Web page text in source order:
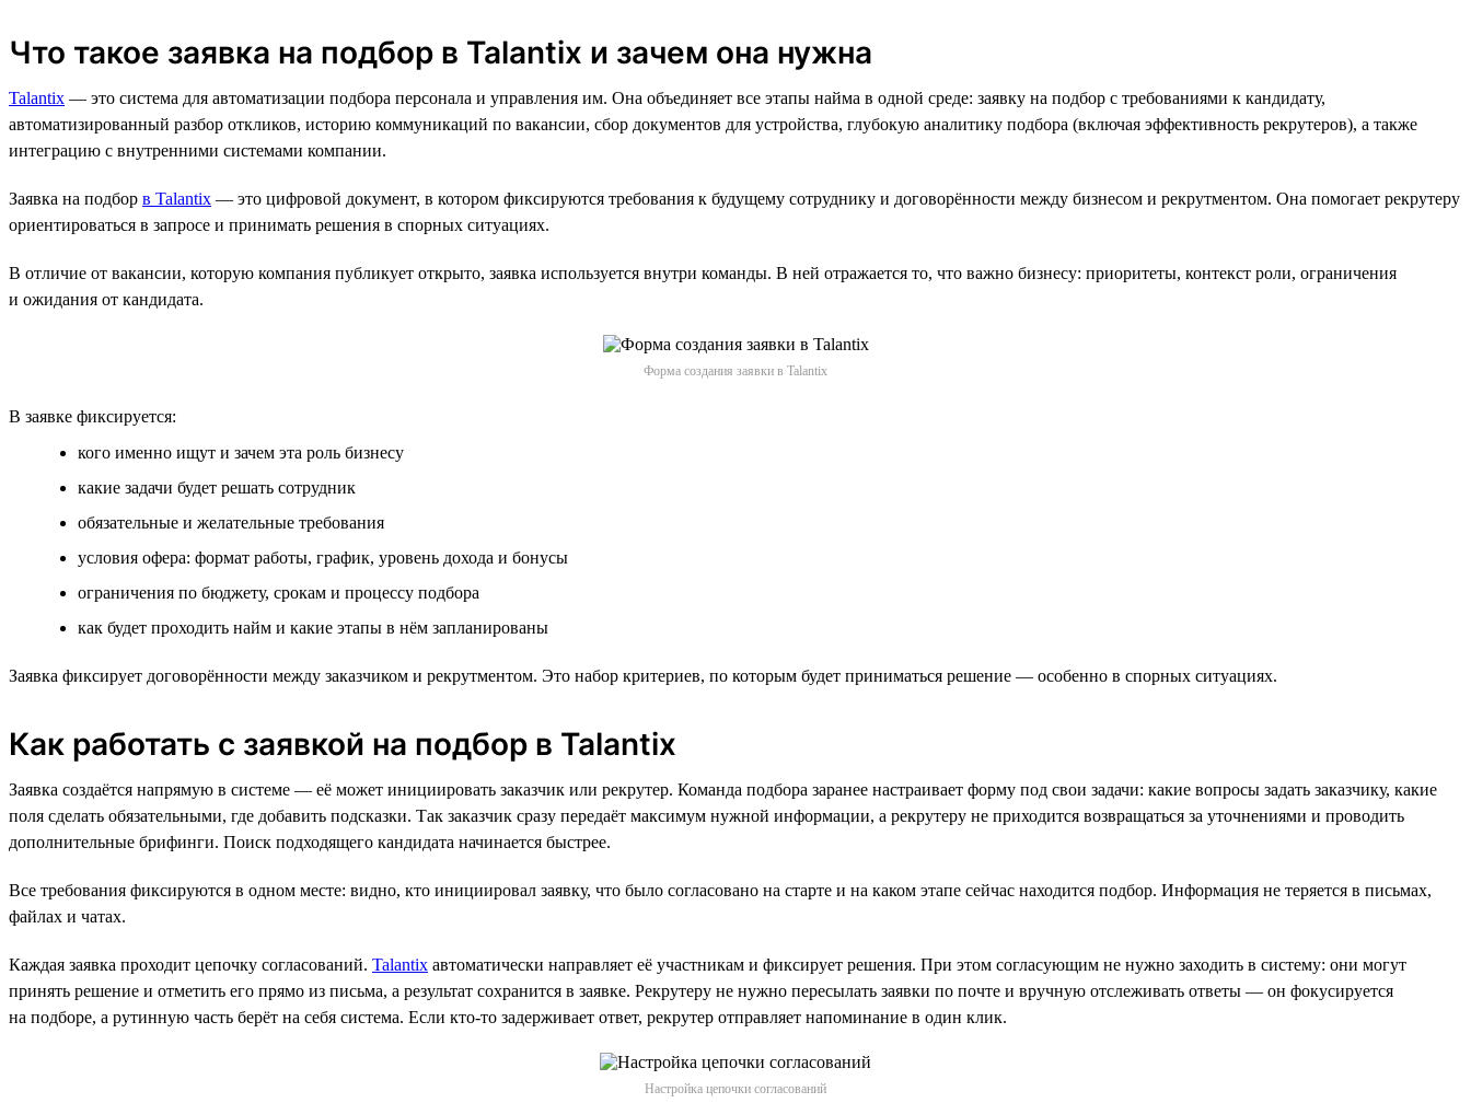
Что такое заявка на подбор в Talantix и зачем она нужна
Talantix — это система для автоматизации подбора персонала и управления им. Она объединяет все этапы найма в одной среде: заявку на подбор с требованиями к кандидату,
автоматизированный разбор откликов, историю коммуникаций по вакансии, сбор документов для устройства, глубокую аналитику подбора (включая эффективность рекрутеров), а также
интеграцию с внутренними системами компании.
Заявка на подбор в Talantix — это цифровой документ, в котором фиксируются требования к будущему сотруднику и договорённости между бизнесом и рекрутментом. Она помогает рекрутеру
ориентироваться в запросе и принимать решения в спорных ситуациях.
В отличие от вакансии, которую компания публикует открыто, заявка используется внутри команды. В ней отражается то, что важно бизнесу: приоритеты, контекст роли, ограничения
и ожидания от кандидата.
Форма создания заявки в Talantix
В заявке фиксируется:
кого именно ищут и зачем эта роль бизнесу
какие задачи будет решать сотрудник
обязательные и желательные требования
условия офера: формат работы, график, уровень дохода и бонусы
ограничения по бюджету, срокам и процессу подбора
как будет проходить найм и какие этапы в нём запланированы
Заявка фиксирует договорённости между заказчиком и рекрутментом. Это набор критериев, по которым будет приниматься решение — особенно в спорных ситуациях.
Как работать с заявкой на подбор в Talantix
Заявка создаётся напрямую в системе — её может инициировать заказчик или рекрутер. Команда подбора заранее настраивает форму под свои задачи: какие вопросы задать заказчику, какие
поля сделать обязательными, где добавить подсказки. Так заказчик сразу передаёт максимум нужной информации, а рекрутеру не приходится возвращаться за уточнениями и проводить
дополнительные брифинги. Поиск подходящего кандидата начинается быстрее.
Все требования фиксируются в одном месте: видно, кто инициировал заявку, что было согласовано на старте и на каком этапе сейчас находится подбор. Информация не теряется в письмах,
файлах и чатах.
Каждая заявка проходит цепочку согласований. Talantix автоматически направляет её участникам и фиксирует решения. При этом согласующим не нужно заходить в систему: они могут
принять решение и отметить его прямо из письма, а результат сохранится в заявке. Рекрутеру не нужно пересылать заявки по почте и вручную отслеживать ответы — он фокусируется
на подборе, а рутинную часть берёт на себя система. Если кто-то задерживает ответ, рекрутер отправляет напоминание в один клик.
Настройка цепочки согласований